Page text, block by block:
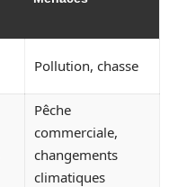
Pollution, chasse
Pêche
commerciale,
changements
climatiques